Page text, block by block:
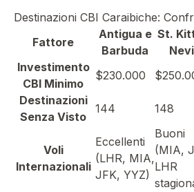
Destinazioni CBI Caraibiche:
Fattore
Antigua e
Barbuda
St.
Investimento
CBI Minimo
$230.000
Destinazioni
Senza Visto
144 148
Voli
Internazionali
Eccellenti
(LHR, MIA,
JFK, YYZ)
Buoni
(MIA,
LHR